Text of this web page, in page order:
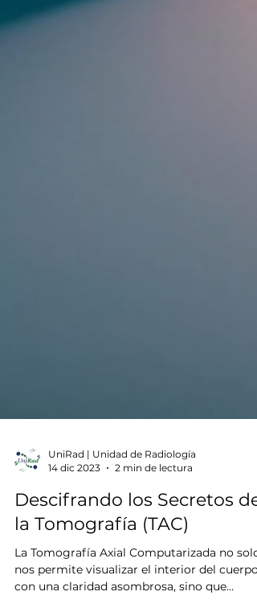
14 dic 2023
2 min de lectura
Descifrando los Secretos de
la Tomografía (TAC)
La Tomografía Axial Computarizada no solo
nos permite visualizar el interior del cuerpo